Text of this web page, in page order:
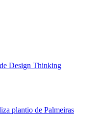
Design Thinking
plantio de Palmeiras